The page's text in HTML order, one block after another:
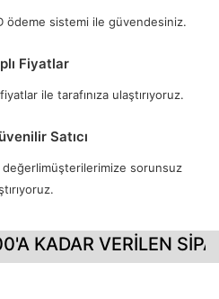
ödeme sistemi ile güvendesiniz.
Fiyatlar
ile tarafınıza ulaştırıyoruz.
Satıcı
değerlimüşterilerimize sorunsuz
KADAR VERİLEN